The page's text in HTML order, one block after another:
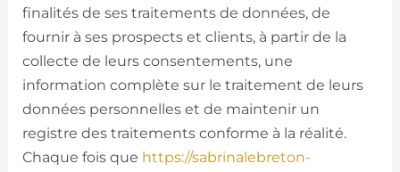
finalités de ses traitements de données, de
fournir à ses prospects et clients, à partir de la
collecte de leurs consentements, une
information complète sur le traitement de leurs
données personnelles et de maintenir un
registre des traitements conforme à la réalité.
Chaque fois que https://sabrinalebreton-